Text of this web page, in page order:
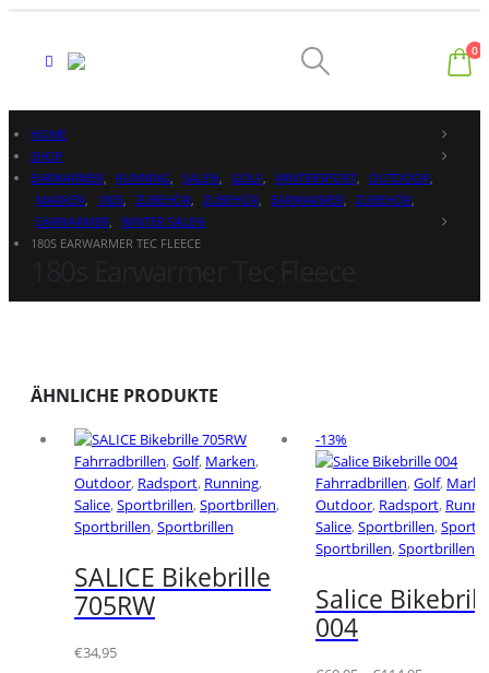
0
HOME
SHOP
EARWARMER, RUNNING, SALE%, GOLF, WINTERSPORT, OUTDOOR,
MARKEN, 180S, ZUBEHÖR, ZUBEHÖR, EARWARMER, ZUBEHÖR,
EARWARMER, WINTER SALE%
180S EARWARMER TEC FLEECE
ÄHNLICHE PRODUKTE
Fahrradbrillen,Golf, Marken,
Outdoor, Radsport, Running,
Salice,Sportbrillen,Sportbrillen,
Sportbrillen,Sportbrillen
SALICE Bikebrille
705RW
€34,95
-13%
Fahrradbrillen,Golf,
Outdoor, Radsport,
Salice,Sportbrillen,
Sportbrillen,Sportbrillen
Salice
004